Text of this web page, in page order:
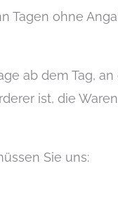
Tagen ohne
ab dem Tag,
ist, die
Sie uns: